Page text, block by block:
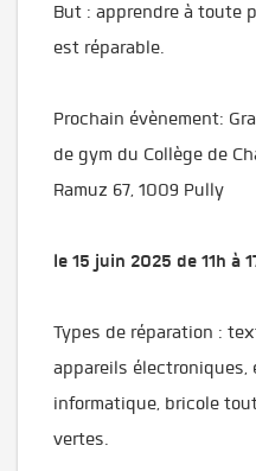
But : apprendre à toute
est réparable.
Prochain évènement:
de gym du Collège de
Ramuz 67, 1009 Pully
le 15 juin 2025 de 11h à
Types de réparation :
appareils électroniques,
informatique, bricole
vertes.